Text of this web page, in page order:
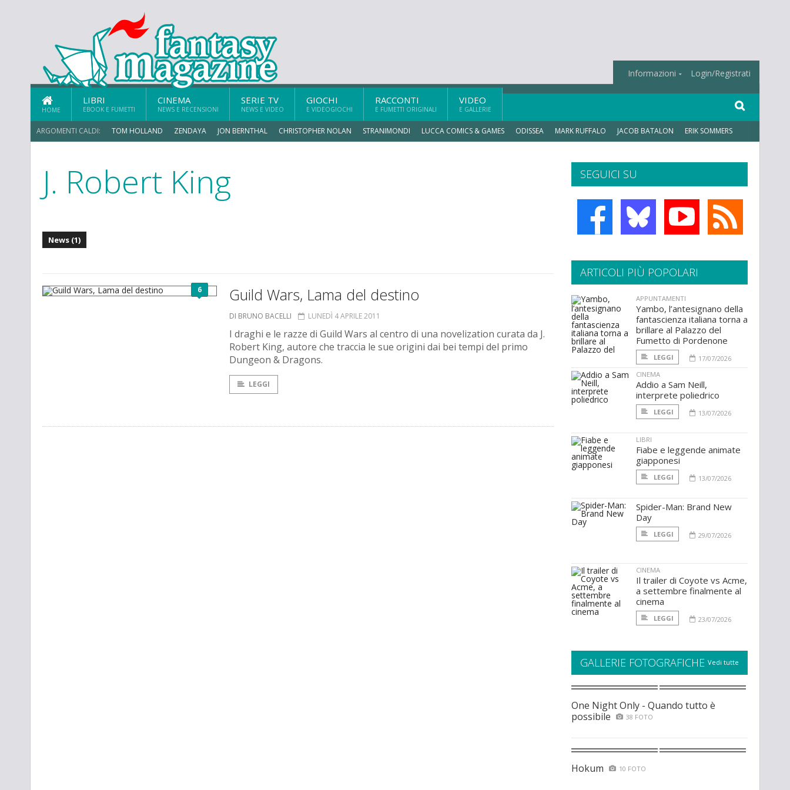
Informazioni Login/Registrati
HOME
LIBRI
EBOOK E FUMETTI
CINEMA
NEWS E RECENSIONI
SERIE TV
NEWS E VIDEO
GIOCHI
E VIDEOGIOCHI
RACCONTI
E FUMETTI ORIGINALI
VIDEO
E GALLERIE
ARGOMENTI CALDI: TOM HOLLAND ZENDAYA JON BERNTHAL CHRISTOPHER NOLAN STRANIMONDI LUCCA COMICS & GAMES ODISSEA MARK RUFFALO JACOB BATALON ERIK SOMMERS
J. Robert King
News (1)
6 Guild Wars, Lama del destino
DI BRUNO BACELLI LUNEDÌ 4 APRILE 2011
I draghi e le razze di Guild Wars al centro di una novelization curata da J.
Robert King, autore che traccia le sue origini dai bei tempi del primo
Dungeon & Dragons.
LEGGI
SEGUICI SU
ARTICOLI PIÙ POPOLARI
APPUNTAMENTI
Yambo, l’antesignano della
fantascienza italiana torna a
brillare al Palazzo del
Fumetto di Pordenone
LEGGI
17/07/2026
CINEMA
Addio a Sam Neill,
interprete poliedrico
LEGGI 13/07/2026
LIBRI
Fiabe e leggende animate
giapponesi
LEGGI 13/07/2026
Spider-Man: Brand New
Day
LEGGI 29/07/2026
CINEMA
Il trailer di Coyote vs Acme,
a settembre finalmente al
cinema
LEGGI 23/07/2026
GALLERIE FOTOGRAFICHE Vedi tutte
One Night Only - Quando tutto è
possibile
38 FOTO
Hokum 10 FOTO